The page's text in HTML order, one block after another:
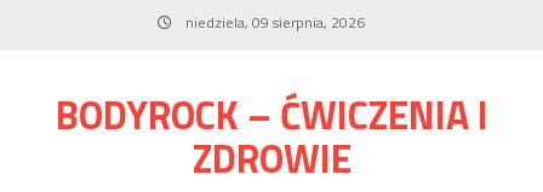
niedziela, 09 sierpnia, 2026
BODYROCK – ĆWICZENIA I
ZDROWIE